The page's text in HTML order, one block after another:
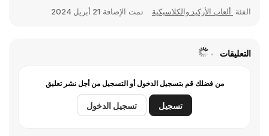
الفئة ألعاب الأركيد والكلاسيكية تمت الإضافة 21 أبريل 2024
التعليقات
من فضلك قم بتسجيل الدخول أو التسجيل من أجل نشر تعليق
تسجيل تسجيل الدخول